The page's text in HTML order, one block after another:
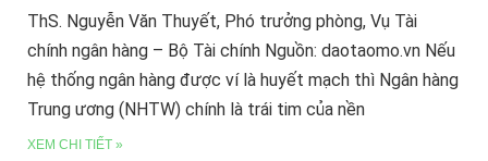
ThS. Nguyễn Văn Thuyết, Phó trưởng phòng, Vụ Tài
chính ngân hàng – Bộ Tài chính Nguồn: daotaomo.vn Nếu
hệ thống ngân hàng được ví là huyết mạch thì Ngân hàng
Trung ương (NHTW) chính là trái tim của nền
XEM CHI TIẾT »